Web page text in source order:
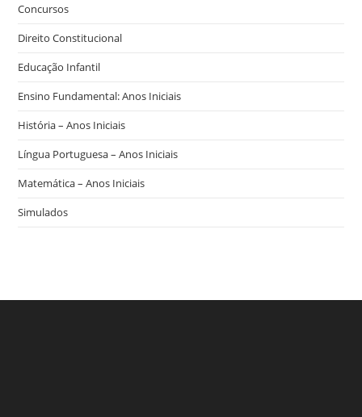
Concursos
Direito Constitucional
Educação Infantil
Ensino Fundamental: Anos Iniciais
História – Anos Iniciais
Língua Portuguesa – Anos Iniciais
Matemática – Anos Iniciais
Simulados